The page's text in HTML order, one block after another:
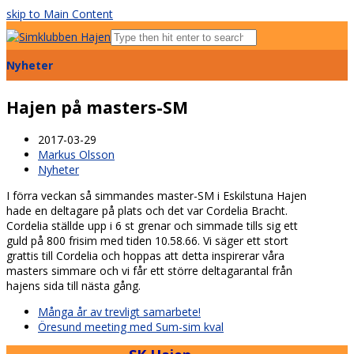
skip to Main Content
Open
Mobile
Nyheter
Hajen på masters-SM
2017-03-29
Markus Olsson
Nyheter
I förra veckan så simmandes master-SM i Eskilstuna Hajen
hade en deltagare på plats och det var Cordelia Bracht.
Cordelia ställde upp i 6 st grenar och simmade tills sig ett
guld på 800 frisim med tiden 10.58.66. Vi säger ett stort
grattis till Cordelia och hoppas att detta inspirerar våra
masters simmare och vi får ett större deltagarantal från
hajens sida till nästa gång.
previous
post:
Många år av trevligt samarbete!
next
Öresund meeting med Sum-sim kval